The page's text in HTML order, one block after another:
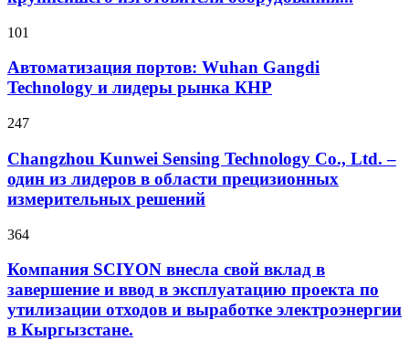
101
Автоматизация портов: Wuhan Gangdi
Technology и лидеры рынка КНР
247
Changzhou Kunwei Sensing Technology Co., Ltd. –
один из лидеров в области прецизионных
измерительных решений
364
Компания SCIYON внесла свой вклад в
завершение и ввод в эксплуатацию проекта по
утилизации отходов и выработке электроэнергии
в Кыргызстане.